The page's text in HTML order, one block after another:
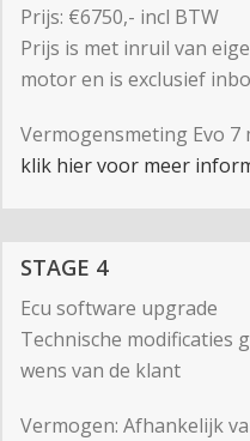
Prijs: €6750,- incl BTW
Prijs is met inruil van
motor en is exclusief
Vermogensmeting Evo 7
klik hier voor meer
STAGE 4
Ecu software upgrade
Technische modificaties
wens van de klant
Vermogen: Afhankelijk